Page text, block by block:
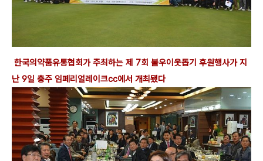
한국의약품유통협회가 주최하는 제 7회 불우이웃돕기 후원행사가 지
난 9일 충주 임페리얼레이크cc에서 개최됐다